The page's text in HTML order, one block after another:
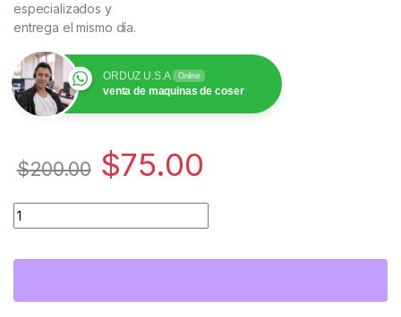
especializados y
entrega el mismo día.
ORDUZ U.S.A Online
venta de maquinas de coser
$200.00 $75.00
Cantidad Reparación de Máquinas de Coser – $75 |